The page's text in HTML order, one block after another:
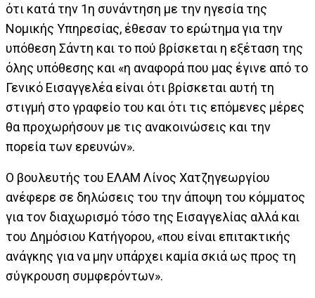
ότι κατά την 1η συνάντηση με την ηγεσία της
Νομικής Υπηρεσίας, έθεσαν το ερώτημα για την
υπόθεση Σάντη και το πού βρίσκεται η εξέταση της
όλης υπόθεσης και «η αναφορά που μας έγινε από το
Γενικό Εισαγγελέα είναι ότι βρίσκεται αυτή τη
στιγμή στο γραφείο του και ότι τις επόμενες μέρες
θα προχωρήσουν με τις ανακοινώσεις και την
πορεία των ερευνών».
Ο βουλευτής του ΕΛΑΜ Λίνος Χατζηγεωργίου
ανέφερε σε δηλώσεις του την άποψη του κόμματος
για τον διαχωρισμό τόσο της Εισαγγελίας αλλά και
του Δημόσιου Κατήγορου, «που είναι επιτακτικής
ανάγκης για να μην υπάρχει καμία σκιά ως προς τη
σύγκρουση συμφερόντων».